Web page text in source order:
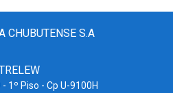
CHUBUTENSE S.A
1º Piso - Cp U-9100H